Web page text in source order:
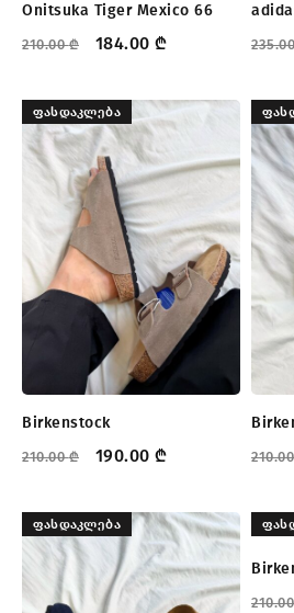
Onitsuka Tiger Mexico 66
210.00₾ 184.00 ₾
ᲤᲐᲡᲓᲐᲙᲚᲔᲑᲐ
Birkenstock
210.00₾ 190.00 ₾
ᲤᲐᲡᲓᲐᲙᲚᲔᲑᲐ